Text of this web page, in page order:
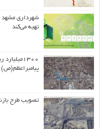
شهرداری مشهد
تهیه می‌کند
پیامبراعظم(ص)
تصویب طرح